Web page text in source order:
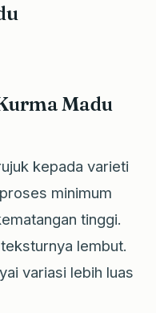
Madu
kepada varieti
minimum
tinggi.
lembut.
variasi lebih luas